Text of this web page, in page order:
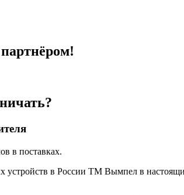
в поставках.
устройств в России ТМ Вымпел в